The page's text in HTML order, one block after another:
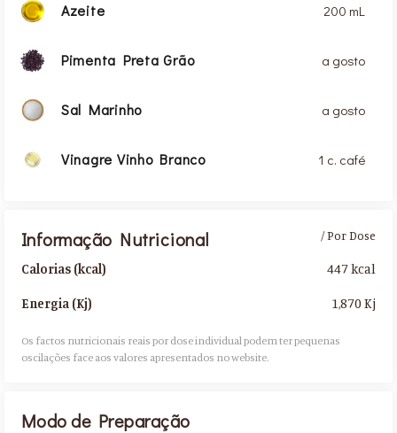
Azeite 200 mL
Pimenta Preta Grão a gosto
Sal Marinho a gosto
Vinagre Vinho Branco 1 c. café
Informação Nutricional
Calorias (kcal)
Energia (Kj)
/ Por Dose
447 kcal
1,870 Kj
Os factos nutricionais reais por dose individual podem ter pequenas
oscilações face aos valores apresentados no website.​
Modo de Preparação